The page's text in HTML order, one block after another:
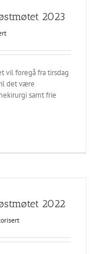
2023
vil foregå fra tirsdag
det være
samt frie
2022